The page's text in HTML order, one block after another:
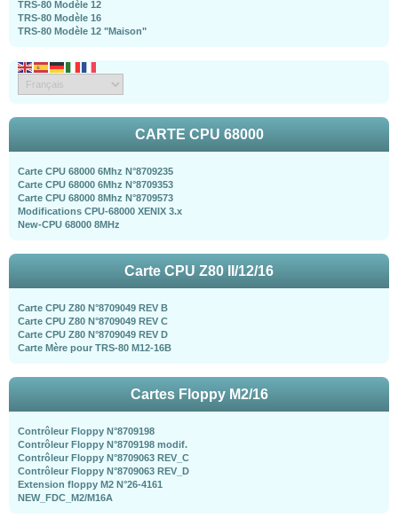
TRS-80 Modèle 12
TRS-80 Modèle 16
TRS-80 Modèle 12 "Maison"
CARTE CPU 68000
Carte CPU 68000 6Mhz N°8709235
Carte CPU 68000 6Mhz N°8709353
Carte CPU 68000 8Mhz N°8709573
Modifications CPU-68000 XENIX 3.x
New-CPU 68000 8MHz
Carte CPU Z80 II/12/16
Carte CPU Z80 N°8709049 REV B
Carte CPU Z80 N°8709049 REV C
Carte CPU Z80 N°8709049 REV D
Carte Mère pour TRS-80 M12-16B
Cartes Floppy M2/16
Contrôleur Floppy N°8709198
Contrôleur Floppy N°8709198 modif.
Contrôleur Floppy N°8709063 REV_C
Contrôleur Floppy N°8709063 REV_D
Extension floppy M2 N°26-4161
NEW_FDC_M2/M16A